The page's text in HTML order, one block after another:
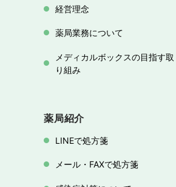
経営理念
薬局業務について
メディカルボックスの目指す取
り組み
薬局紹介
LINEで処方箋
メール・FAXで処方箋